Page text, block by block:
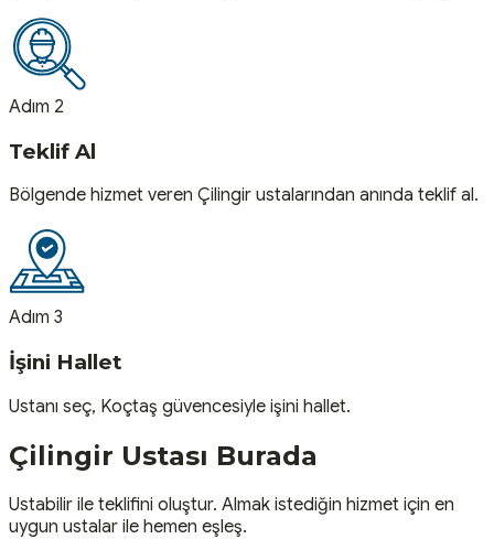
Adım 2
Teklif Al
Bölgende hizmet veren Çilingir ustalarından anında teklif al.
Adım 3
İşini Hallet
Ustanı seç, Koçtaş güvencesiyle işini hallet.
Çilingir Ustası Burada
Ustabilir ile teklifini oluştur. Almak istediğin hizmet için en
uygun ustalar ile hemen eşleş.